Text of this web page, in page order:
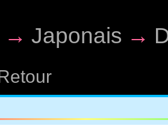
→ Japonais →